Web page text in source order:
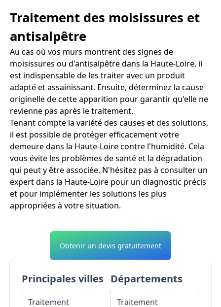
Traitement des moisissures et
antisalpêtre
Au cas où vos murs montrent des signes de
moisissures ou d'antisalpêtre dans la Haute-Loire, il
est indispensable de les traiter avec un produit
adapté et assainissant. Ensuite, déterminez la cause
originelle de cette apparition pour garantir qu'elle ne
revienne pas après le traitement.
Tenant compte la variété des causes et des solutions,
il est possible de protéger efficacement votre
demeure dans la Haute-Loire contre l'humidité. Cela
vous évite les problèmes de santé et la dégradation
qui peut y être associée. N'hésitez pas à consulter un
expert dans la Haute-Loire pour un diagnostic précis
et pour implémenter les solutions les plus
appropriées à votre situation.
Obtenir un devis gratuitement
Principales villes
Traitement
Départements
Traitement